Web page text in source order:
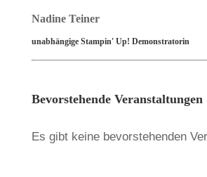
Nadine Teiner
unabhängige Stampin' Up! Demonstratorin
Bevorstehende Veranstaltungen
Es gibt keine bevorstehenden